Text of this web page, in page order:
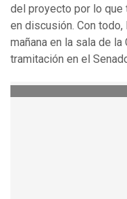
del proyecto por lo
en discusión. Con
mañana en la sala de
tramitación en el